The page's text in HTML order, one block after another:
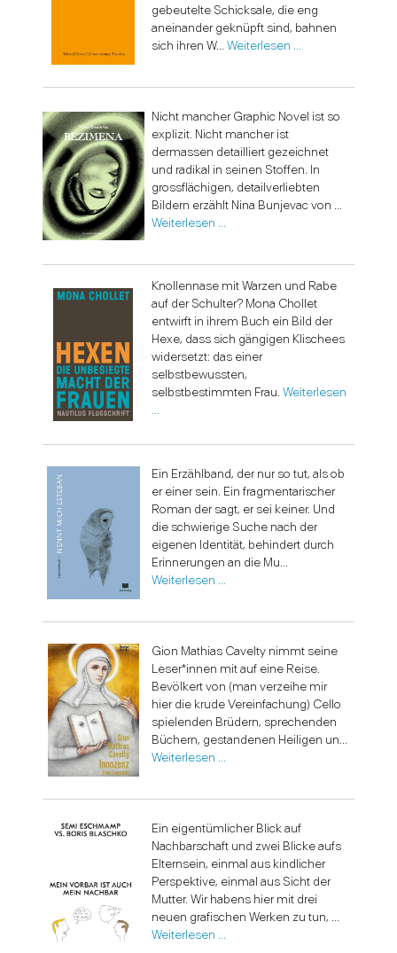
gebeutelte Schicksale, die eng
aneinander geknüpft sind, bahnen
sich ihren W... Weiterlesen …
Nicht mancher Graphic Novel ist so
explizit. Nicht mancher ist
dermassen detailliert gezeichnet
und radikal in seinen Stoffen. In
grossflächigen, detailverliebten
Bildern erzählt Nina Bunjevac von ...
Weiterlesen …
Knollennase mit Warzen und Rabe
auf der Schulter? Mona Chollet
entwirft in ihrem Buch ein Bild der
Hexe, dass sich gängigen Klischees
widersetzt: das einer
selbstbewussten,
selbstbestimmten Frau. Weiterlesen
…
Ein Erzählband, der nur so tut, als ob
er einer sein. Ein fragmentarischer
Roman der sagt, er sei keiner. Und
die schwierige Suche nach der
eigenen Identität, behindert durch
Erinnerungen an die Mu...
Weiterlesen …
Gion Mathias Cavelty nimmt seine
Leser*innen mit auf eine Reise.
Bevölkert von (man verzeihe mir
hier die krude Vereinfachung) Cello
spielenden Brüdern, sprechenden
Büchern, gestandenen Heiligen un...
Weiterlesen …
Ein eigentümlicher Blick auf
Nachbarschaft und zwei Blicke aufs
Elternsein, einmal aus kindlicher
Perspektive, einmal aus Sicht der
Mutter. Wir habens hier mit drei
neuen grafischen Werken zu tun, ...
Weiterlesen …